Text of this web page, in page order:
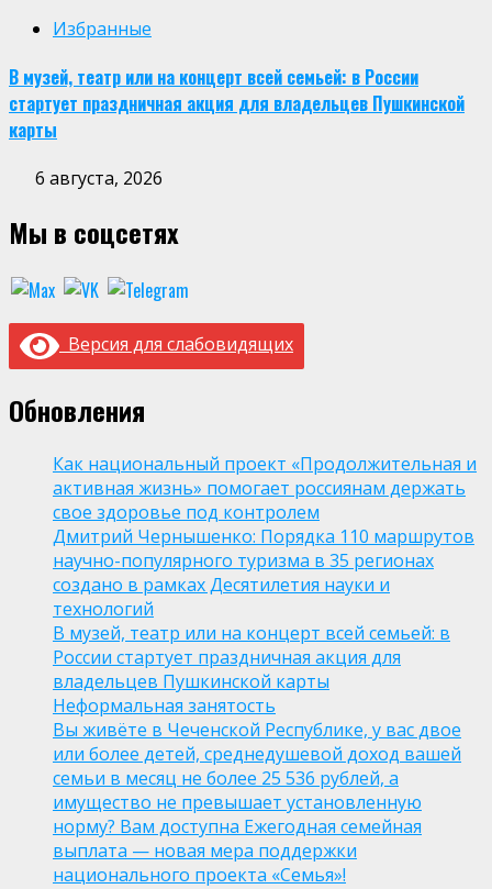
Избранные
В музей, театр или на концерт всей семьей: в России
стартует праздничная акция для владельцев Пушкинской
карты
6 августа, 2026
Мы в соцсетях
Версия для слабовидящих
Обновления
Как национальный проект «Продолжительная и
активная жизнь» помогает россиянам держать
свое здоровье под контролем
Дмитрий Чернышенко: Порядка 110 маршрутов
научно-популярного туризма в 35 регионах
создано в рамках Десятилетия науки и
технологий
В музей, театр или на концерт всей семьей: в
России стартует праздничная акция для
владельцев Пушкинской карты
Неформальная занятость
Вы живёте в Чеченской Республике, у вас двое
или более детей, среднедушевой доход вашей
семьи в месяц не более 25 536 рублей, а
имущество не превышает установленную
норму? Вам доступна Ежегодная семейная
выплата — новая мера поддержки
национального проекта «Семья»!